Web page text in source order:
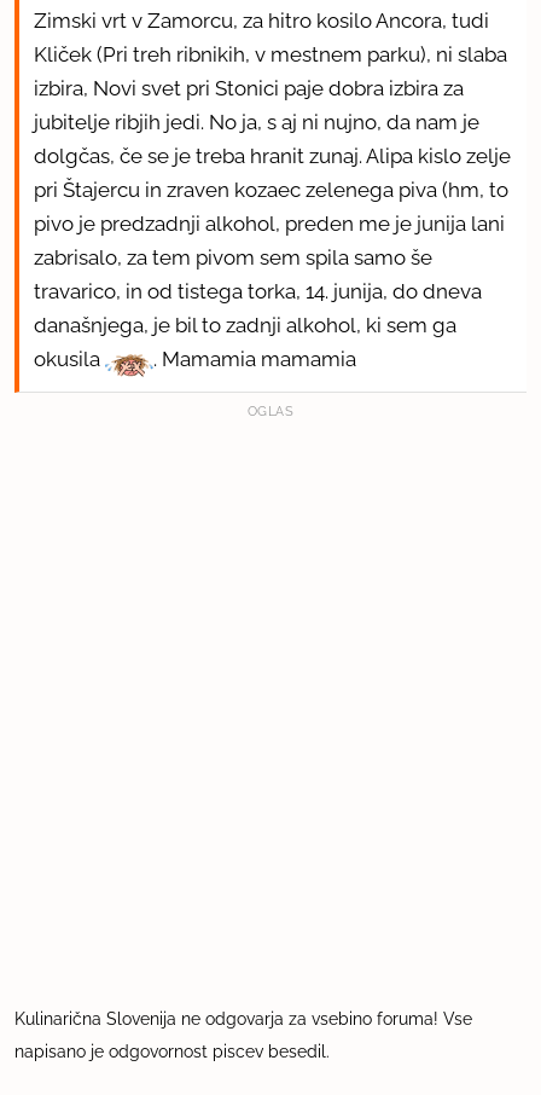
Zimski vrt v Zamorcu, za hitro kosilo Ancora, tudi
Kliček (Pri treh ribnikih, v mestnem parku), ni slaba
izbira, Novi svet pri Stonici paje dobra izbira za
jubitelje ribjih jedi. No ja, s aj ni nujno, da nam je
dolgčas, če se je treba hranit zunaj. Alipa kislo zelje
pri Štajercu in zraven kozaec zelenega piva (hm, to
pivo je predzadnji alkohol, preden me je junija lani
zabrisalo, za tem pivom sem spila samo še
travarico, in od tistega torka, 14. junija, do dneva
današnjega, je bil to zadnji alkohol, ki sem ga
okusila
. Mamamia mamamia
OGLAS
Kulinarična Slovenija ne odgovarja za vsebino foruma! Vse
napisano je odgovornost piscev besedil.